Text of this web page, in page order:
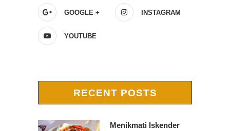
GOOGLE + INSTAGRAM
YOUTUBE
RECENT POSTS
Menikmati Iskender